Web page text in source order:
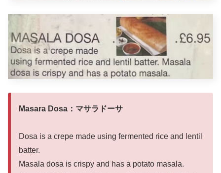
Masara Dosa：マサラドーサ
Dosa is a crepe made using fermented rice and lentil
batter.
Masala dosa is crispy and has a potato masala.